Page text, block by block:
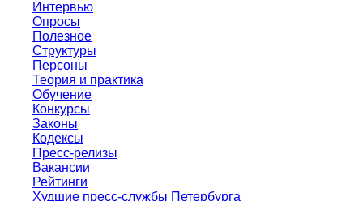
Интервью
Опросы
Полезное
Структуры
Персоны
Теория и практика
Обучение
Конкурсы
Законы
Кодексы
Пресс-релизы
Вакансии
Рейтинги
Худшие пресс-службы Петербурга